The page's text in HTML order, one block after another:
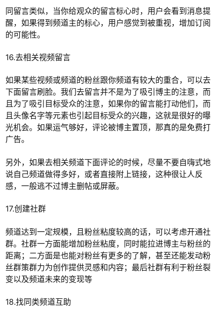
同留言类似，当你给观众的留言标心时，用户会看到消息提
醒，如果得到频道主的标心，用户感觉到被重视，增加订阅
的可能性。
16.去相关视频留言
如果某些视频或频道的粉丝跟你频道有较大的重合，可以去
下面留言刷脸。我们去留言并不是为了吸引博主的注意，而
且为了吸引目标受众的注意，如果你的留言能打动他们，而
且头像名字等元素也引起目标受众的兴趣，这就是很好的曝
光机会。如果运气够好，评论被博主置顶，那真的是免费打
广告。
另外，如果去相关频道下面评论的时候，尽量不要自嗨式地
说自己频道做得多好，或者直接附上链接，这种很让人反
感，一般逃不过博主删帖或屏蔽。
17.创建社群
频道达到一定规模，且粉丝粘度较高的话，可以考虑开通社
群。社群一方面能增加粉丝粘度，同时能拉进博主与粉丝的
距离；二方面是也能对粉丝有更多的了解，甚至还能发动粉
丝群策群力为创作提供灵感和内容；最后社群有利于粉丝裂
变以及频道未来的变现等
18.找同类频道互助